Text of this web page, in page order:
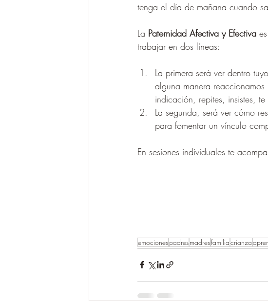
tenga el día de mañana cuando
La Paternidad Afectiva y Efectiva
trabajar en dos líneas:
La primera será ver dentro
alguna manera
indicación, repites, insistes,
La segunda, será ver cómo
para fomentar un vínculo
En sesiones individuales te
emocionespadresmadresfamiliacrianza